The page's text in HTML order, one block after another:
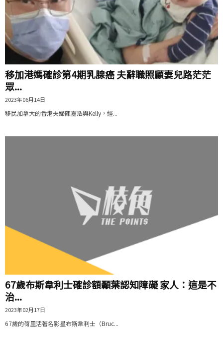
移加港媽確診第4期乳腺癌 夫辭職照顧妻兒路茫茫
眾...
2023年06月14日
移民加拿大的香港夫婦陳嘉浩與Kelly，經...
67歲布斯韋利士確診額顳葉認知障礙 家人：這是不
治...
2023年02月17日
67歲的荷里活著名影星布斯韋利士（Bruc...